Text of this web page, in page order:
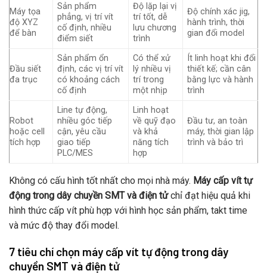
Máy tọa
độ XYZ
để bàn
Sản phẩm
phẳng, vị trí vít
cố định, nhiều
điểm siết
Độ lặp lại vị
trí tốt, dễ
lưu chương
trình
Độ chính xác jig,
hành trình, thời
gian đổi model
Đầu siết
đa trục
Sản phẩm ổn
định, các vị trí vít
có khoảng cách
cố định
Có thể xử
lý nhiều vị
trí trong
một nhịp
Ít linh hoạt khi đổi
thiết kế; cần cân
bằng lực và hành
trình
Robot
hoặc cell
tích hợp
Line tự động,
nhiều góc tiếp
cận, yêu cầu
giao tiếp
PLC/MES
Linh hoạt
về quỹ đạo
và khả
năng tích
hợp
Đầu tư, an toàn
máy, thời gian lập
trình và bảo trì
Không có cấu hình tốt nhất cho mọi nhà máy. Máy cấp vít tự
động trong dây chuyền SMT và điện tửchỉ đạt hiệu quả khi
hình thức cấp vít phù hợp với hình học sản phẩm, takt time
và mức độ thay đổi model.
7 tiêu chí chọn máy cấp vít tự động trong dây
chuyền SMT và điện tử